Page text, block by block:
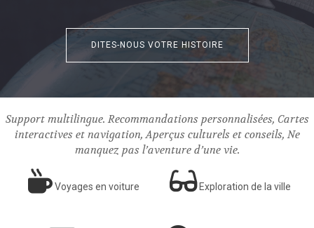
DITES-NOUS VOTRE HISTOIRE
Support multilingue. Recommandations personnalisées, Cartes
interactives et navigation, Aperçus culturels et conseils, Ne
manquez pas l’aventure d’une vie.
Voyages en voiture Exploration de la ville